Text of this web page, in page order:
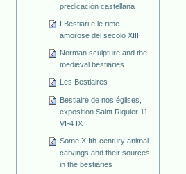
predicación castellana
I Bestiari e le rime
amorose del secolo XIII
Norman sculpture and the
medieval bestiaries
Les Bestiaires
Bestiaire de nos églises,
exposition Saint Riquier 11
VI-4 IX
Some XIIth-century animal
carvings and their sources
in the bestiaries